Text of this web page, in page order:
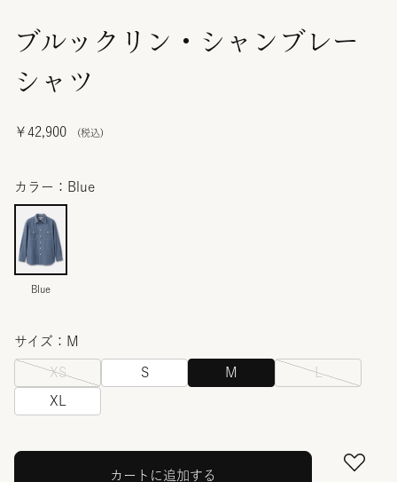
ブルックリン・シャンブレー
シャツ
￥42,900
カラー：Blue
Blue
サイズ：M
XS S M L
XL
カートに追加する